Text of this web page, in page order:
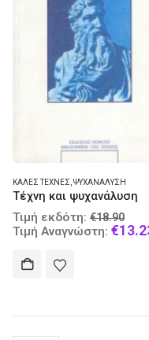
ΚΑΛΈΣ ΤΈΧΝΕΣ ΨΥΧΑΝΆΛΥΣΗ
Τέχνη και ψυχανάλυση
Τιμή εκδότη: €18.90
Τιμή Αναγνώστη: €